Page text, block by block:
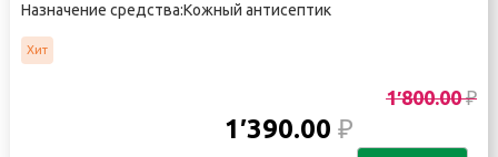
Назначение средства:Кожный антисептик
Хит
1′800.00₽
1′390.00₽